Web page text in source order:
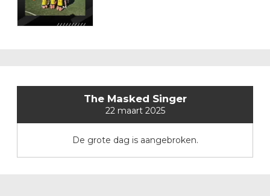
The Masked Singer
22 maart 2025
De grote dag is aangebroken.